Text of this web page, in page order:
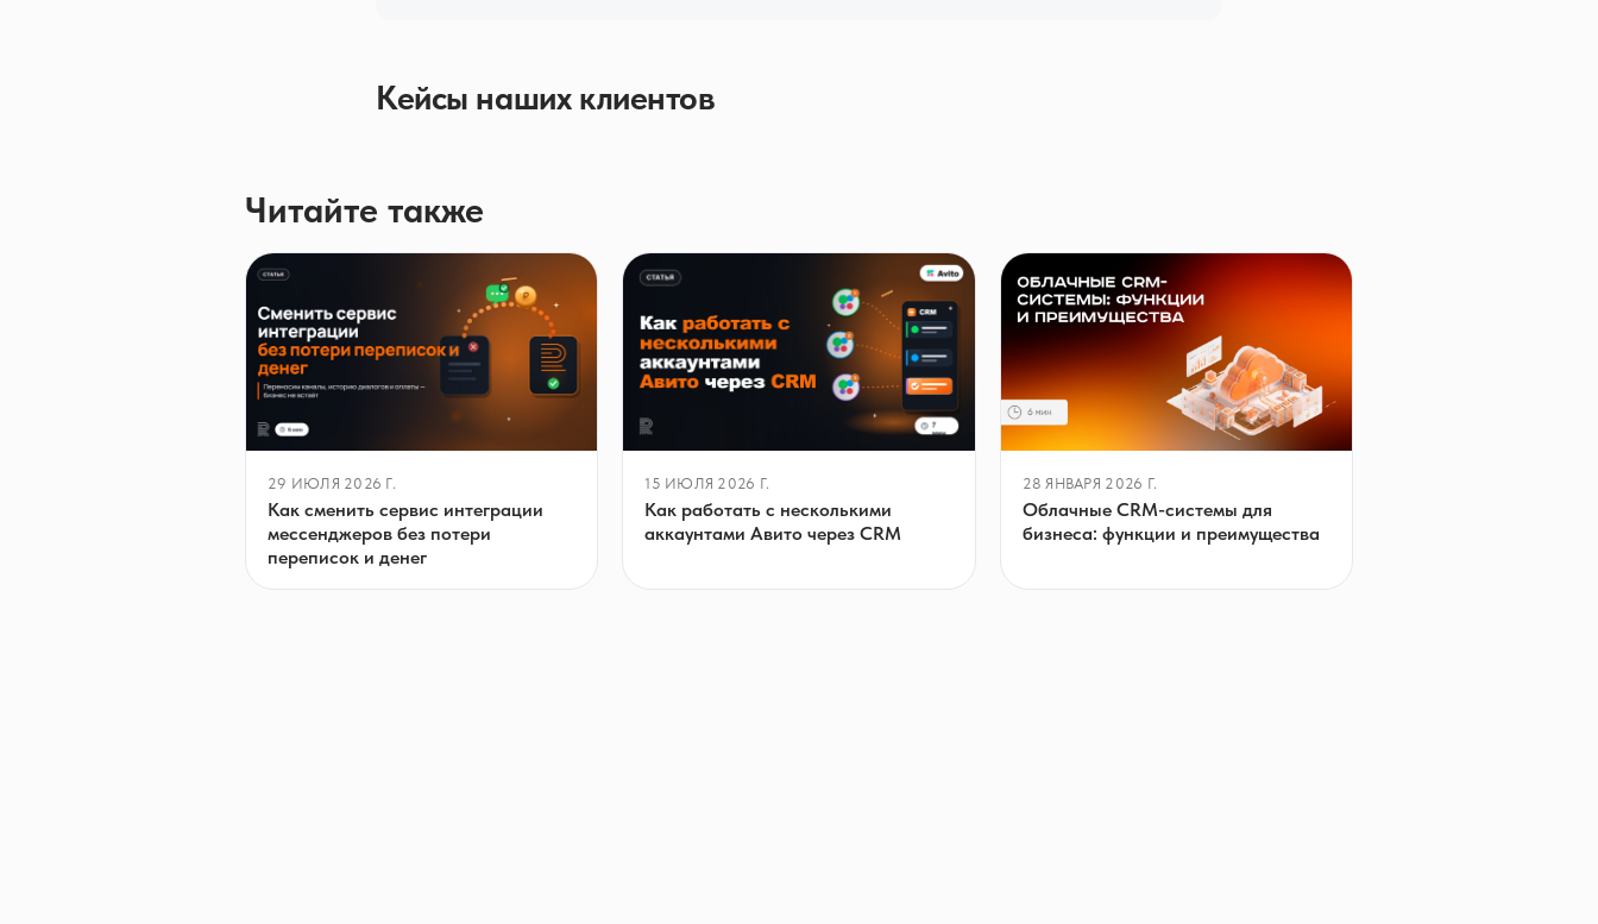
Кейсы наших клиентов
Читайте также
29 ИЮЛЯ 2026 Г.
Как сменить сервис интеграции
мессенджеров без потери
переписок и денег
15 ИЮЛЯ 2026 Г.
Как работать с несколькими
аккаунтами Авито через CRM
28 ЯНВАРЯ 2026 Г.
Облачные CRM-системы для
бизнеса: функции и преимущества